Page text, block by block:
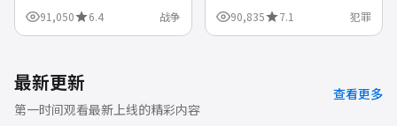
·约翰逊、詹妮弗·劳伦斯 等
领衔主演的美国高清电视剧，
役...
91,050 6.4 战争
松韵领衔主演的中国香港电
影，2024-07-26首播。警匪对
90,835 7.1 犯罪
最新更新
第一时间观看最新上线的精彩内容
查看更多
独播